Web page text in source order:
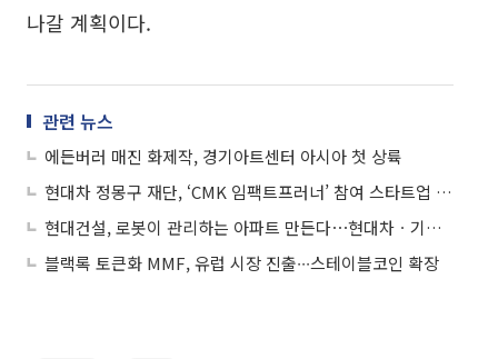
나갈 계획이다.
관련 뉴스
에든버러 매진 화제작, 경기아트센터 아시아 첫 상륙
현대차 정몽구 재단, ‘CMK 임팩트프러너’ 참여 스타트업 모집
현대건설, 로봇이 관리하는 아파트 만든다⋯현대차ㆍ기아차와 협업
블랙록 토큰화 MMF, 유럽 시장 진출∙∙∙스테이블코인 확장